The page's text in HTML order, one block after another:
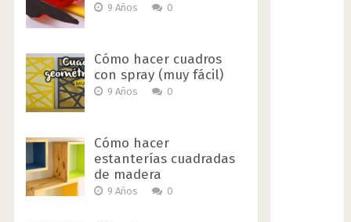
9 Años 0
Cómo hacer cuadros
con spray (muy fácil)
9 Años 0
Cómo hacer
estanterías cuadradas
de madera
9 Años 0